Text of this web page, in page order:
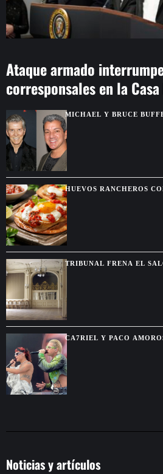
Ataque armado
corresponsales en la
WashingtonMICHAEL Y BRUCE
SE DESCUBRIERON
TELEVISIÓN
HUEVOS RANCHEROS
TORTILLAS DORADAS Y
MEXICANO
TRIBUNAL FRENA EL
CA7RIEL Y PACO
BOLETOS A REUNIR
Noticias y artículos